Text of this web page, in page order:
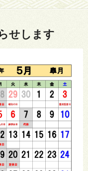
せします